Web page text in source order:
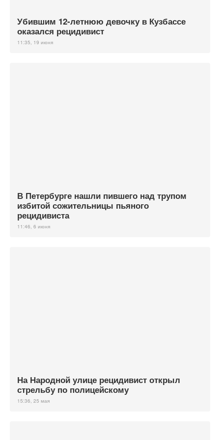
Убившим 12-летнюю девочку в Кузбассе
оказался рецидивист
11:35, 19 июня
В Петербурге нашли пившего над трупом
избитой сожительницы пьяного
рецидивиста
11:46, 6 июня
На Народной улице рецидивист открыл
стрельбу по полицейскому
15:36, 25 мая